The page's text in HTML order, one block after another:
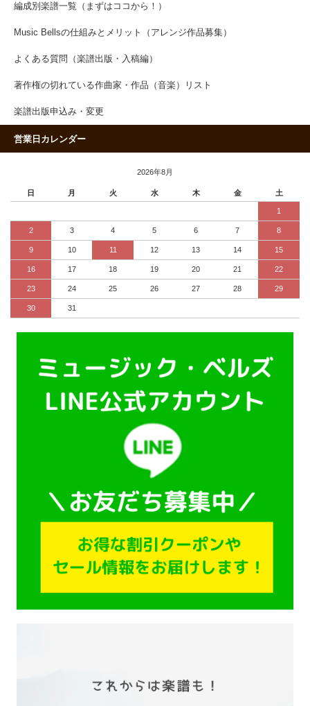
編成別楽譜一覧（まずはココから！）
Music Bellsの仕組みとメリット（アレンジ作品募集）
よくある質問（楽譜出版・入稿編）
著作権の切れている作曲家・作品（音楽）リスト
楽譜出版申込み・変更
営業日カレンダー
2026年8月
日 月 火 水 木 金 土
1
2 3 4 5 6 7 8
9 10 11 12 13 14 15
16 17 18 19 20 21 22
23 24 25 26 27 28 29
30 31